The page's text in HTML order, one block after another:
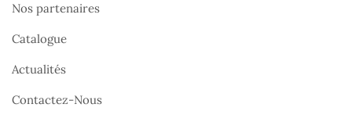
Nos partenaires
Catalogue
Actualités
Contactez-Nous